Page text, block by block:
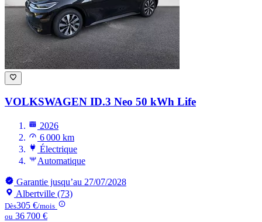
VOLKSWAGEN ID.3 Neo 50 kWh Life
2026
6 000 km
Électrique
Automatique
Garantie jusqu’au 27/07/2028
Albertville (73)
Dès305 €/mois
ou 36 700 €